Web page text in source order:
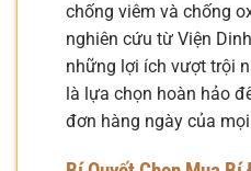
chống viêm và chống
nghiên cứu từ Viện
những lợi ích vượt trội
là lựa chọn hoàn hảo
đơn hàng ngày của